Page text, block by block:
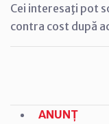
Cei interesaţi pot
contra cost după
ANUNȚ